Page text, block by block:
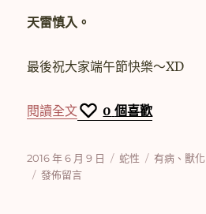
天雷慎入。
最後祝大家端午節快樂～XD
閱讀全文〈【盾冬】蛇性〉
0 個喜歡
發
佈
2016 年 6 月 9 日
分
蛇性
標
有病 、獸化
在
發佈留言